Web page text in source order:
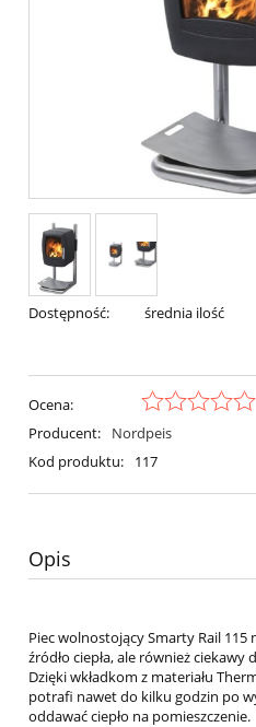
Dostępność: średnia ilość
Ocena:
Producent:
Nordpeis
Kod produktu:
117
Opis
Piec wolnostojący Smarty Rail
źródło ciepła, ale również
Dzięki wkładkom z materiału
potrafi nawet do kilku godzin po
oddawać ciepło na pomieszczenie.